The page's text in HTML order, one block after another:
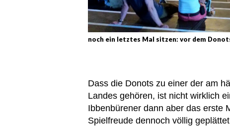
noch ein letztes Mal sitzen: vor dem
Dass die Donots zu einer der am
Landes gehören, ist nicht wirklich
Ibbenbürener dann aber das erste
Spielfreude dennoch völlig